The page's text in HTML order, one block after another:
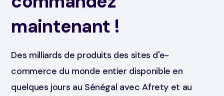
maintenant !
Des milliards de produits des sites d'e-
commerce du monde entier disponible en
quelques jours au Sénégal avec Afrety et au